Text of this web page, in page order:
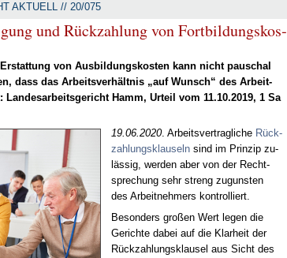
AKTUELL // 20/075
und Rück­zah­lung von Fort­bil­dungs­kos­
von Aus­bil­dungs­kos­ten kann nicht pau­schal
dass das Ar­beits­ver­hält­nis „auf Wunsch“ des Ar­beit­
Lan­des­ar­beits­ge­richt Hamm, Ur­teil vom 11.10.2019, 1 Sa
19.06.2020. Ar­beits­ver­trag­li­che Rück­
zah­lungs­klau­selnsind im Prin­zip zu­
läs­sig, wer­den aber von der Recht­
spre­chung sehr streng zu­guns­ten
des Ar­beit­neh­mers kon­trol­liert.
Be­son­ders gro­ßen Wert le­gen die
Ge­rich­te da­bei auf die Klar­heit der
Rück­zah­lungs­klau­sel aus Sicht des